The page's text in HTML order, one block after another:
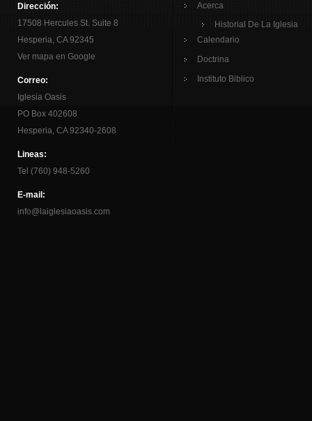
Dirección:
17508 Hercules St. Suite 8
Hesperia, CA 92345
Ver mapa en Google
Correo:
Iglesia Oasis
PO Box 402608
Hesperia, CA 92340-2608
Lineas:
Tel (760) 948-5260
E-mail:
info@laiglesiaoasis.com
Acerca
Historial De La Iglesia
Calendario
Doctrina
Instituto Biblico